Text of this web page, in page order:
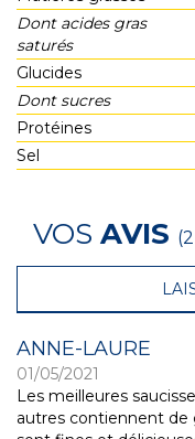
Dont acides gras
saturés
Glucides
Dont sucres
Protéines
Sel
VOS AVIS
ANNE-LAURE
01/05/2021
Les meilleures
autres contiennent de